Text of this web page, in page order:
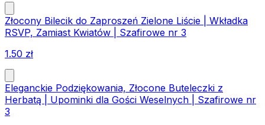
Złocony Bilecik do Zaproszeń Zielone Liście | Wkładka
RSVP, Zamiast Kwiatów | Szafirowe nr 3
1.50 zł
Eleganckie Podziękowania, Złocone Buteleczki z
Herbatą | Upominki dla Gości Weselnych | Szafirowe nr
3